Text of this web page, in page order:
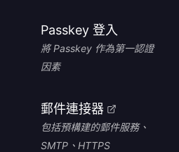
Passkey 登入
將 Passkey 作為第一認證
因素
郵件連接器
包括預構建的郵件服務、
SMTP、HTTPS